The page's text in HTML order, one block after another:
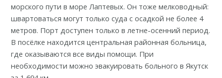
морского пути в море Лаптевых. Он тоже мелководный:
швартоваться могут только суда с осадкой не более 4
метров. Порт доступен только в летне-осенний период.
В посёлке находитсяцентральная районная больница,
где оказываются все виды помощи. При
необходимости можно эвакуировать больного в Якутск